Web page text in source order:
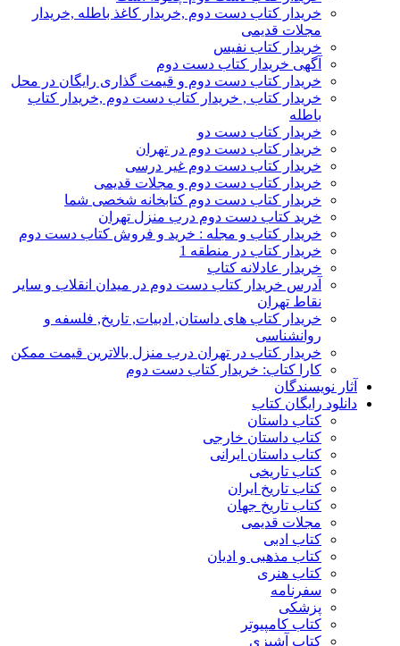
خریدار کتاب دست دوم ,خریدار کاغذ باطله ,خریدار
مجلات قدیمی
خریدار کتاب نفیس
آگهی خریدار کتاب دست دوم
خریدار کتاب دست دوم و قیمت گذاری رایگان در محل
خریدار کتاب , خریدار کتاب دست دوم ,خریدار کتاب
باطله
خریدار کتاب دست دو
خریدار کتاب دست دوم در تهران
خریدار کتاب دست دوم غیر درسی
خریدار کتاب دست دوم و مجلات قدیمی
خریدار کتاب دست دوم کتابخانه شخصی شما
خرید کتاب دست دوم درب منزل تهران
خریدار کتاب و مجله : خرید و فروش کتاب دست دوم
خریدار کتاب در منطقه 1
خریدار عادلانه کتاب
آدرس خریدار کتاب دست دوم در میدان انقلاب و سایر
نقاط تهران
خریدار کتاب های داستان, ادبیات, تاریخ, فلسفه و
روانشناسی
خریدار کتاب در تهران درب منزل بالاترین قیمت ممکن
کارا کتاب: خریدار کتاب دست دوم
آثار نویسندگان
دانلود رایگان کتاب
کتاب داستان
کتاب داستان خارجی
کتاب داستان ایرانی
کتاب تاریخی
کتاب تاریخ ایران
کتاب تاریخ جهان
مجلات قدیمی
کتاب ادبی
کتاب مذهبی و ادیان
کتاب هنری
سفرنامه
پزشکی
کتاب کامپیوتر
کتاب آشپزی